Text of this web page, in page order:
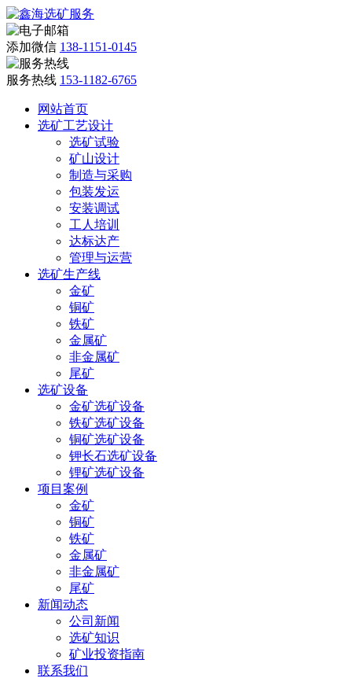
添加微信 138-1151-0145
服务热线 153-1182-6765
网站首页
选矿工艺设计
选矿试验
矿山设计
制造与采购
包装发运
安装调试
工人培训
达标达产
管理与运营
选矿生产线
金矿
铜矿
铁矿
金属矿
非金属矿
尾矿
选矿设备
金矿选矿设备
铁矿选矿设备
铜矿选矿设备
钾长石选矿设备
锂矿选矿设备
项目案例
金矿
铜矿
铁矿
金属矿
非金属矿
尾矿
新闻动态
公司新闻
选矿知识
矿业投资指南
联系我们